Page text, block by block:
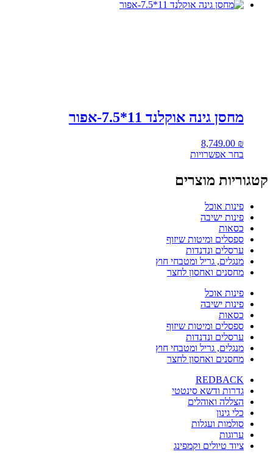
מחסן גינה אוקלנד 11*7.5-אפור
8,749.00 ₪
בחר אפשרויות
קטגוריות מוצרים
פינות אוכל
פינות ישיבה
כסאות
ספסלים ומיטות שיזוף
ערסלים ונדנדות
מנגלים, גריל ומטבחי חוץ
מחסנים ואחסון לחצר
פינות אוכל
פינות ישיבה
כסאות
ספסלים ומיטות שיזוף
ערסלים ונדנדות
מנגלים, גריל ומטבחי חוץ
מחסנים ואחסון לחצר
REDBACK
גדרות ודשא סינטטי
הצללה ואוהלים
כלי גינון
סולמות ועגלות
ערוגות
ציוד טיולים וקמפינג